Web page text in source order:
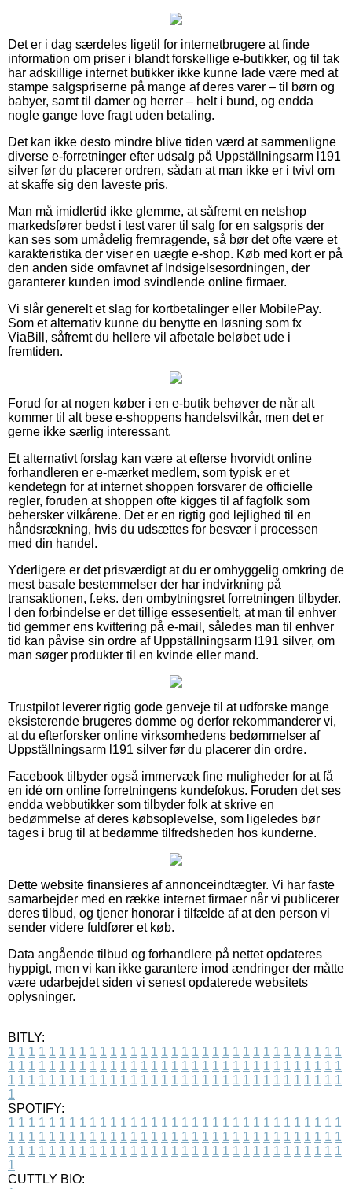
Det er i dag særdeles ligetil for internetbrugere at finde
information om priser i blandt forskellige e-butikker, og til tak
har adskillige internet butikker ikke kunne lade være med at
stampe salgspriserne på mange af deres varer – til børn og
babyer, samt til damer og herrer – helt i bund, og endda
nogle gange love fragt uden betaling.
Det kan ikke desto mindre blive tiden værd at sammenligne
diverse e-forretninger efter udsalg på Uppställningsarm l191
silver før du placerer ordren, sådan at man ikke er i tvivl om
at skaffe sig den laveste pris.
Man må imidlertid ikke glemme, at såfremt en netshop
markedsfører bedst i test varer til salg for en salgspris der
kan ses som umådelig fremragende, så bør det ofte være et
karakteristika der viser en uægte e-shop. Køb med kort er på
den anden side omfavnet af Indsigelsesordningen, der
garanterer kunden imod svindlende online firmaer.
Vi slår generelt et slag for kortbetalinger eller MobilePay.
Som et alternativ kunne du benytte en løsning som fx
ViaBill, såfremt du hellere vil afbetale beløbet ude i
fremtiden.
Forud for at nogen køber i en e-butik behøver de når alt
kommer til alt bese e-shoppens handelsvilkår, men det er
gerne ikke særlig interessant.
Et alternativt forslag kan være at efterse hvorvidt online
forhandleren er e-mærket medlem, som typisk er et
kendetegn for at internet shoppen forsvarer de officielle
regler, foruden at shoppen ofte kigges til af fagfolk som
behersker vilkårene. Det er en rigtig god lejlighed til en
håndsrækning, hvis du udsættes for besvær i processen
med din handel.
Yderligere er det prisværdigt at du er omhyggelig omkring de
mest basale bestemmelser der har indvirkning på
transaktionen, f.eks. den ombytningsret forretningen tilbyder.
I den forbindelse er det tillige essesentielt, at man til enhver
tid gemmer ens kvittering på e-mail, således man til enhver
tid kan påvise sin ordre af Uppställningsarm l191 silver, om
man søger produkter til en kvinde eller mand.
Trustpilot leverer rigtig gode genveje til at udforske mange
eksisterende brugeres domme og derfor rekommanderer vi,
at du efterforsker online virksomhedens bedømmelser af
Uppställningsarm l191 silver før du placerer din ordre.
Facebook tilbyder også immervæk fine muligheder for at få
en idé om online forretningens kundefokus. Foruden det ses
endda webbutikker som tilbyder folk at skrive en
bedømmelse af deres købsoplevelse, som ligeledes bør
tages i brug til at bedømme tilfredsheden hos kunderne.
Dette website finansieres af annonceindtægter. Vi har faste
samarbejder med en række internet firmaer når vi publicerer
deres tilbud, og tjener honorar i tilfælde af at den person vi
sender videre fuldfører et køb.
Data angående tilbud og forhandlere på nettet opdateres
hyppigt, men vi kan ikke garantere imod ændringer der måtte
være udarbejdet siden vi senest opdaterede websitets
oplysninger.
BITLY:
1 1 1 1 1 1 1 1 1 1 1 1 1 1 1 1 1 1 1 1 1 1 1 1 1 1 1 1 1 1 1 1 1
1 1 1 1 1 1 1 1 1 1 1 1 1 1 1 1 1 1 1 1 1 1 1 1 1 1 1 1 1 1 1 1 1
1 1 1 1 1 1 1 1 1 1 1 1 1 1 1 1 1 1 1 1 1 1 1 1 1 1 1 1 1 1 1 1 1
1
SPOTIFY:
1 1 1 1 1 1 1 1 1 1 1 1 1 1 1 1 1 1 1 1 1 1 1 1 1 1 1 1 1 1 1 1 1
1 1 1 1 1 1 1 1 1 1 1 1 1 1 1 1 1 1 1 1 1 1 1 1 1 1 1 1 1 1 1 1 1
1 1 1 1 1 1 1 1 1 1 1 1 1 1 1 1 1 1 1 1 1 1 1 1 1 1 1 1 1 1 1 1 1
1
CUTTLY BIO: